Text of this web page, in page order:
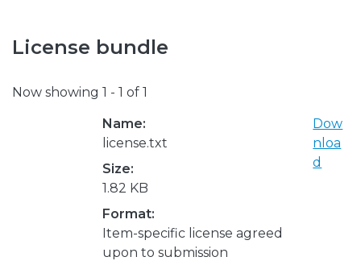
License bundle
Now showing 1 - 1 of 1
Name:
license.txt
Size:
1.82 KB
Format:
Item-specific license agreed
upon to submission
Dow
nloa
d